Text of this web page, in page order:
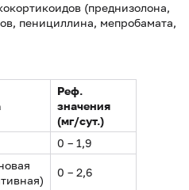
(преднизолона,
пенициллина, мепробамата,
Реф.
значения
(мг/сут.)
0 – 1,9
0 – 2,6